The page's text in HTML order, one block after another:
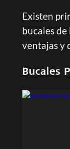
Existen
bucales de
ventajas y
Bucales